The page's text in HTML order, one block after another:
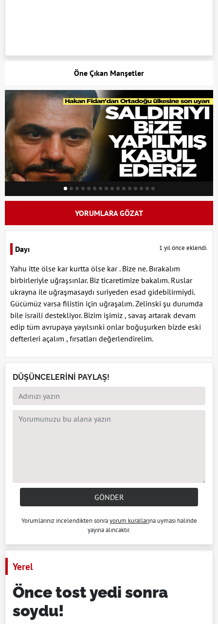
Öne Çıkan Manşetler
YORUMLARA GÖZAT
Dayı 1 yıl önce eklendi.
Yahu itte ölse kar kurtta ölse kar . Bize ne. Bırakalım
birbirleriyle uğraşsınlar. Biz ticaretimize bakalım. Ruslar
ukrayna ile uğraşmasaydı suriyeden esad gidebilirmiydi.
Gücümüz varsa filistin için uğraşalım. Zelinski şu durumda
bile israili destekliyor. Bizim işimiz , savaş artarak devam
edip tüm avrupaya yayılsınki onlar boğuşurken bizde eski
defterleri açalım , fırsatları değerlendirelim.
DÜŞÜNCELERİNİ PAYLAŞ!
GÖNDER
Yorumlarınız incelendikten sonrayorum kurallarına uyması halinde
yayına alıncaktır.
Yerel
Önce tost yedi sonra
soydu!